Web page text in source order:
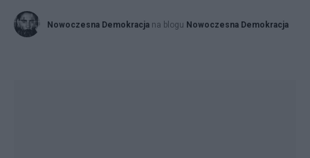
Nowoczesna Demokracja na blogu Nowoczesna Demokracja